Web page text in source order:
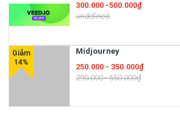
undefined
300.000 -500.000₫
undefined